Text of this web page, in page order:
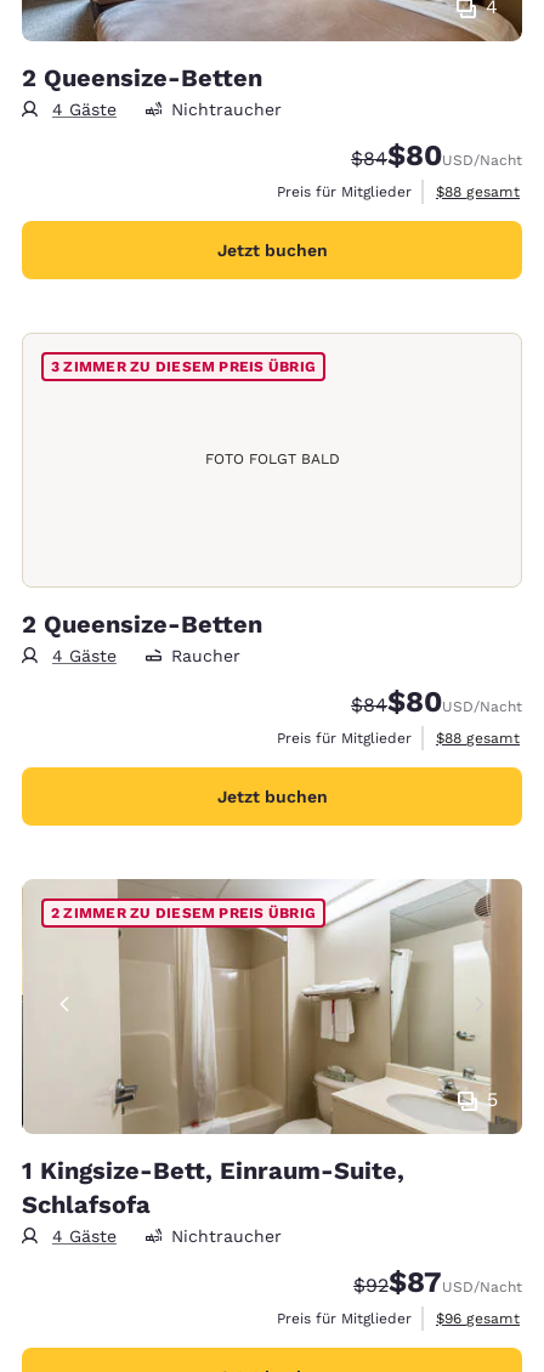
4
2 Queensize-Betten
4 Gäste Nichtraucher
Durchgestrichener
$84Vergünstigter
$80USD/Nacht
Preis für Mitglieder
Geschätzte
$88 gesamt
Jetzt buchen
FOTO FOLGT BALD
3 ZIMMER ZU DIESEM PREIS ÜBRIG
2 Queensize-Betten
4 Gäste Raucher
Durchgestrichener
$84Vergünstigter
$80USD/Nacht
Preis für Mitglieder
Geschätzte
$88 gesamt
Jetzt buchen
5
2 ZIMMER ZU DIESEM PREIS ÜBRIG
1 Kingsize-Bett, Einraum-Suite,
Schlafsofa
4 Gäste Nichtraucher
Durchgestrichener
$92Vergünstigter
$87USD/Nacht
Preis für Mitglieder
Geschätzte
$96 gesamt